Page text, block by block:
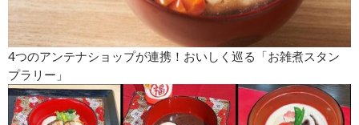
4つのアンテナショップが連携！おいしく巡る「お雑煮スタン
プラリー」